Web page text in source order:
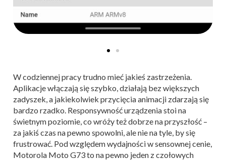
W codziennej pracy trudno mieć jakieś zastrzeżenia.
Aplikacje włączają się szybko, działają bez większych
zadyszek, a jakiekolwiek przycięcia animacji zdarzają się
bardzo rzadko. Responsywność urządzenia stoi na
świetnym poziomie, co wróży też dobrze na przyszłość –
za jakiś czas na pewno spowolni, ale nie na tyle, by się
frustrować. Pod względem wydajności w sensownej cenie,
Motorola Moto G73 to na pewno jeden z czołowych